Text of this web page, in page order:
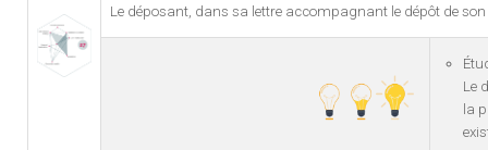
Le déposant, dans sa lettre accompagnant le dépôt de
Le
la